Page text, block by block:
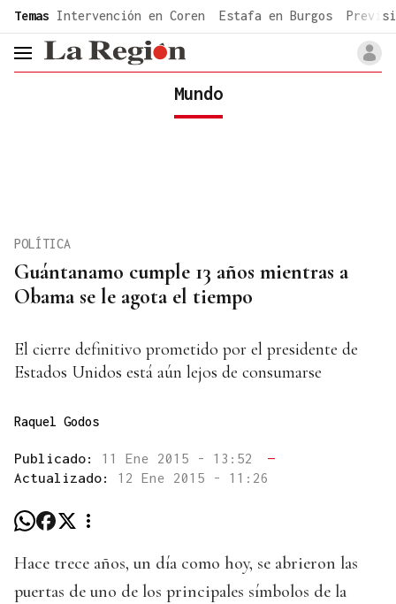
common.go-to-content
Temas Intervención en Coren Estafa en Burgos
header.menu.open
Mundo
Guántanamo cumple 13 años mientras a
Obama se le agota el tiempo
POLÍTICA
El cierre definitivo prometido por el presidente de
Estados Unidos está aún lejos de consumarse
Raquel Godos
Publicado: 11 Ene 2015 - 13:52
—
Actualizado: 12 Ene 2015 - 11:26
Hace trece años, un día como hoy, se abrieron las
puertas de uno de los principales símbolos de la